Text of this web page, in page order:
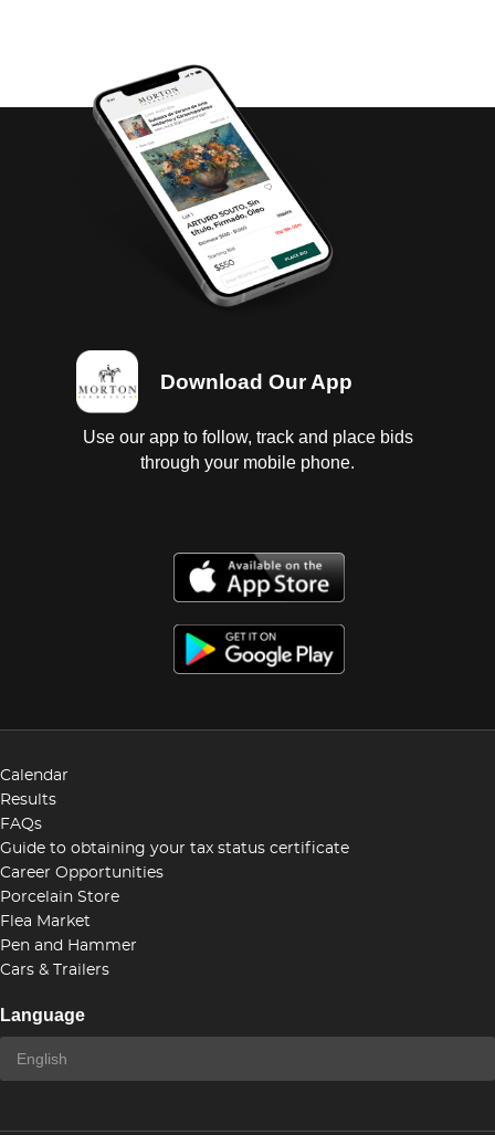
Ubicación: BIM Cedis Monterrey Transportes Planta
- CeDis; Observaciones: Remolque,Gami; Llantas
Lisas, Chasis Estrellado,Cargadores
Dañados,Sistema De Autoinflado Dañado,Reparar
Cortina, Alinear Patines, Bases De Patines Dañados,
Topes Traseros, Fijar Piso, Muelas De Acoplamiento;
Suspensión sin probar, carrocería con golpes ligeros,
conexiones sin probar, chasis con corrosión, patín de
elevación sin probar, llantas lisas y dañadas.; no
inscrito en repuve baja 2026 baja federal 2026; Es
Probable Se Entreguen Algunos Documentos En
Certificarla.
Download Our App
Use our app to follow, track and place bids
through your mobile phone.
Calendar
Results
FAQs
Guide to obtaining your tax status certificate
Career Opportunities
Porcelain Store
Flea Market
Pen and Hammer
Cars & Trailers
Language